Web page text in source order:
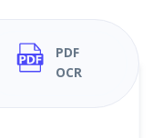
PDF
OCR